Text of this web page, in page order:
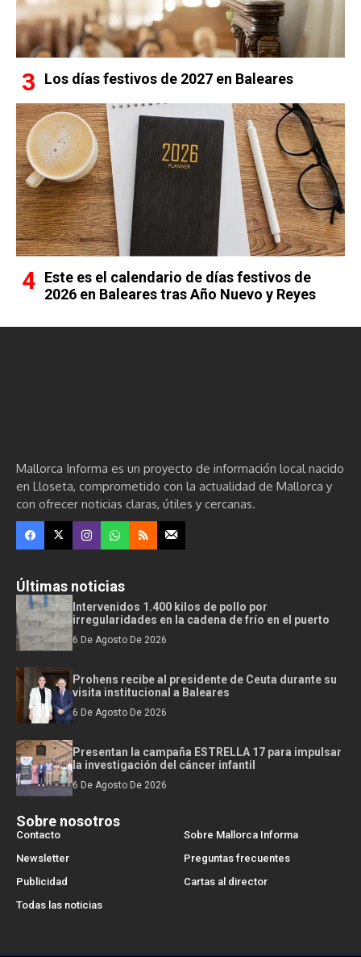
Los días festivos de 2027 en Baleares
Este es el calendario de días festivos de
2026 en Baleares tras Año Nuevo y Reyes
Mallorca Informa es un proyecto de información local nacido
en Lloseta, comprometido con la actualidad de Mallorca y
con ofrecer noticias claras, útiles y cercanas.
Últimas noticias
Intervenidos 1.400 kilos de pollo por
irregularidades en la cadena de frío en el puerto
6 De Agosto De 2026
Prohens recibe al presidente de Ceuta durante su
visita institucional a Baleares
6 De Agosto De 2026
Presentan la campaña ESTRELLA 17 para impulsar
la investigación del cáncer infantil
6 De Agosto De 2026
Sobre nosotros
Contacto
Sobre Mallorca Informa
Newsletter
Preguntas frecuentes
Publicidad
Cartas al director
Todas las noticias